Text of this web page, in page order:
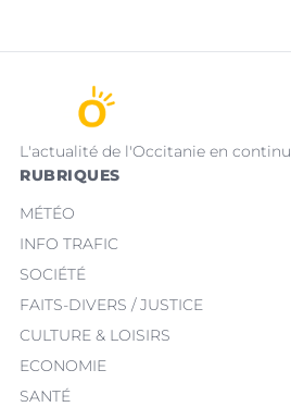
L'actualité de l'Occitanie en continu
RUBRIQUES
MÉTÉO
INFO TRAFIC
SOCIÉTÉ
FAITS-DIVERS / JUSTICE
CULTURE & LOISIRS
ECONOMIE
SANTÉ